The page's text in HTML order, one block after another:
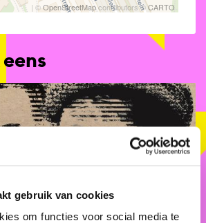
gebruik van cookies
om functies voor social media te
| ©OpenStreetMapcontributors ©CARTO